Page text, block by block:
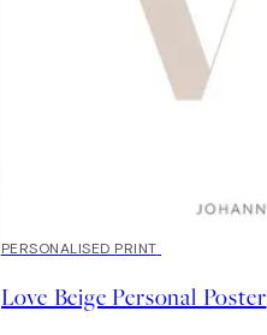
20%*
PERSONALISED PRINT
Love Beige Personal Poster